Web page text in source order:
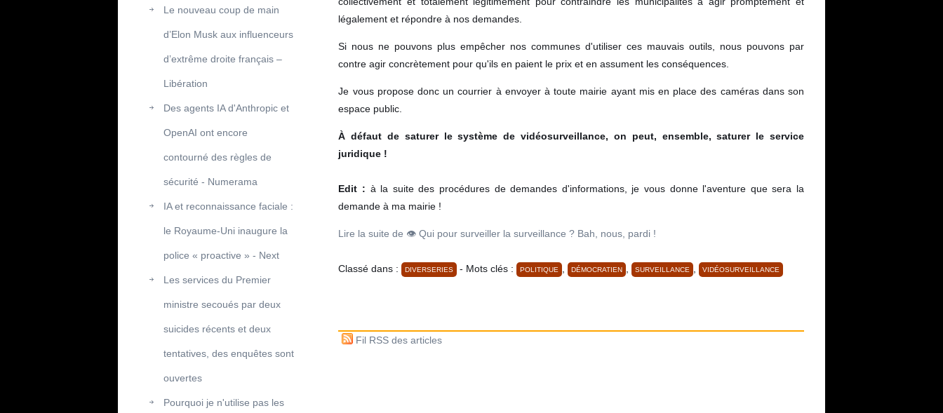
légalement et répondre à nos demandes.
Si nous ne pouvons plus empêcher nos communes d'utiliser ces mauvais outils, nous pouvons par
contre agir concrètement pour qu'ils en paient le prix et en assument les conséquences.
Je vous propose donc un courrier à envoyer à toute mairie ayant mis en place des caméras dans son
espace public.
À défaut de saturer le système de vidéosurveillance, on peut, ensemble, saturer le service
juridique !
Edit : à la suite des procédures de demandes d'informations, je vous donne l'aventure que sera la
demande à ma mairie !
Lire la suite de 👁️ Qui pour surveiller la surveillance ? Bah, nous, pardi !
Classé dans : DIVERSERIES - Mots clés : POLITIQUE , DÉMOCRATIEN , SURVEILLANCE , VIDÉOSURVEILLANCE
Fil RSS des articles
Le nouveau coup de main
d’Elon Musk aux influenceurs
d’extrême droite français –
Libération
Des agents IA d'Anthropic et
OpenAI ont encore
contourné des règles de
sécurité - Numerama
IA et reconnaissance faciale :
le Royaume-Uni inaugure la
police « proactive » - Next
Les services du Premier
ministre secoués par deux
suicides récents et deux
tentatives, des enquêtes sont
ouvertes
Pourquoi je n'utilise pas les